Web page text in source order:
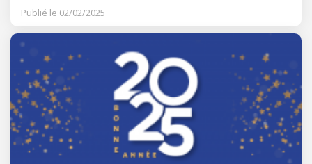
Publié le 02/02/2025